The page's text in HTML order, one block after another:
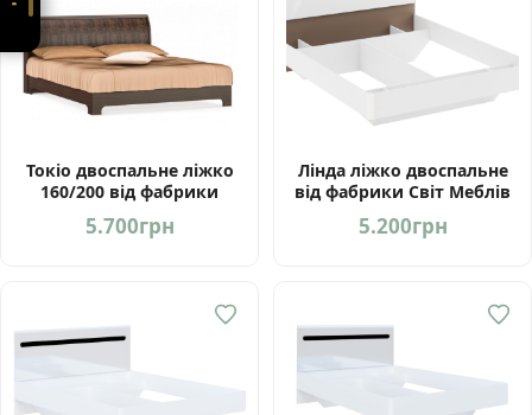
Токіо двоспальне ліжко
160/200 від фабрики
Мебель-Сервіс Україна
5.700грн
Лінда ліжко двоспальне
від фабрики Світ Меблів
Україна
5.200грн